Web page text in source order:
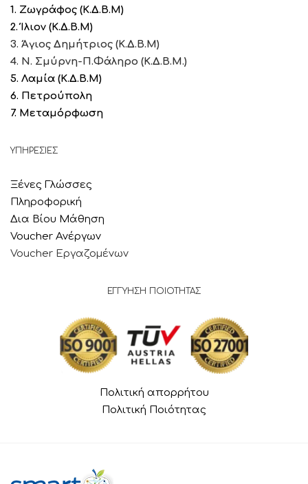
1. Ζωγράφος (Κ.Δ.Β.Μ)
2. Ίλιον (Κ.Δ.Β.Μ)
3. Άγιος Δημήτριος (Κ.Δ.Β.Μ)
4. Ν. Σμύρνη-Π.Φάληρο (Κ.Δ.Β.Μ.)
5. Λαμία (Κ.Δ.Β.Μ)
6. Πετρούπολη
7. Μεταμόρφωση
ΥΠΗΡΕΣΙΕΣ
Ξένες Γλώσσες
Πληροφορική
Δια Βίου Μάθηση
Voucher Ανέργων
Voucher Εργαζομένων
ΕΓΓΥΗΣΗ ΠΟΙΟΤΗΤΑΣ
Πολιτική απορρήτου
Πολιτική Ποιότητας